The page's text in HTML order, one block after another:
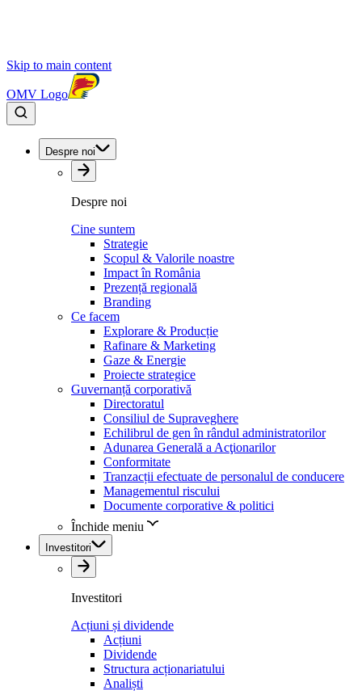
Skip to main content
OMV Logo
Despre noi
Despre noi
Cine suntem
Strategie
Scopul & Valorile noastre
Impact în România
Prezență regională
Branding
Ce facem
Explorare & Producție
Rafinare & Marketing
Gaze & Energie
Proiecte strategice
Guvernanță corporativă
Directoratul
Consiliul de Supraveghere
Echilibrul de gen în rândul administratorilor
Adunarea Generală a Acţionarilor
Conformitate
Tranzacții efectuate de personalul de conducere
Managementul riscului
Documente corporative & politici
Închide meniu
Investitori
Investitori
Acțiuni și dividende
Acțiuni
Dividende
Structura acționariatului
Analiști